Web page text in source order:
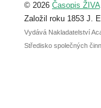
abstraktu
posteru je už 30.
© 2026 Časopis ŽIVA
Založil roku 1853 J.
Vydává Nakladatelství
Středisko společných